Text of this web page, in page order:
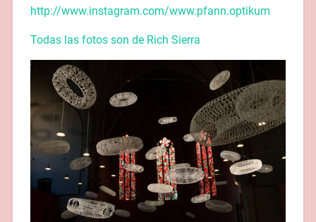
http://www.instagram.com/www.pfann.optikum
Todas las fotos son de Rich Sierra